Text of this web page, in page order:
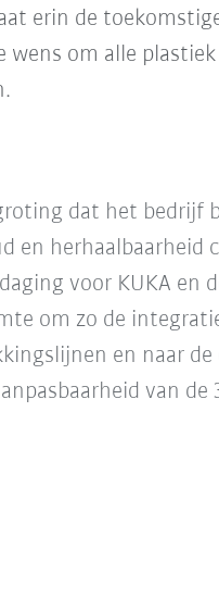
erin de
wens om alle
dat het bedrijf
en herhaalbaarheid
voor KUKA en
om zo de
en naar de
van de